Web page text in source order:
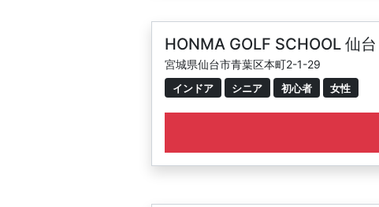
HONMA GOLF SCHOOL 仙台
宮城県仙台市青葉区本町2-1-29
インドア シニア 初心者 女性